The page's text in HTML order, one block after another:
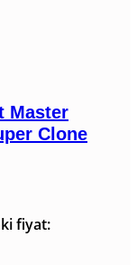
Master
Clone
fiyat: